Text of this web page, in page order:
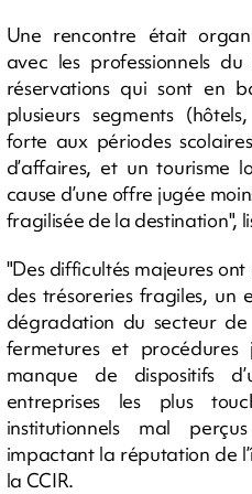
Une rencontre était
avec les professionnels
réservations qui sont en
plusieurs segments
forte aux périodes
d’affaires, et un tourisme
cause d’une offre jugée
fragilisée de la destination",
"Des difficultés majeures
des trésoreries fragiles, un
dégradation du secteur
fermetures et procédures
manque de dispositifs
entreprises les plus
institutionnels mal
impactant la réputation de
la CCIR.